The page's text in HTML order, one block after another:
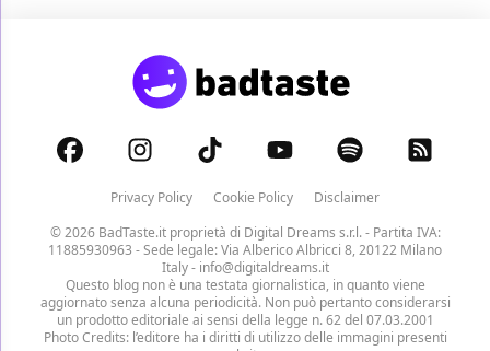
Privacy Policy Cookie Policy
Disclaimer
© 2026 BadTaste.it proprietà di Digital Dreams s.r.l.- Partita IVA:
11885930963 - Sede legale: Via Alberico Albricci 8, 20122 Milano
Italy - info@digitaldreams.it
Questo blog non è una testata giornalistica, in quanto viene
aggiornato senza alcuna periodicità. Non può pertanto considerarsi
un prodotto editoriale ai sensi della legge n. 62 del 07.03.2001
Photo Credits: l’editore ha i diritti di utilizzo delle immagini presenti